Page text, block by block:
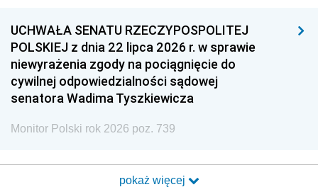
UCHWAŁA SENATU RZECZYPOSPOLITEJ
POLSKIEJ z dnia 22 lipca 2026 r. w sprawie
niewyrażenia zgody na pociągnięcie do
cywilnej odpowiedzialności sądowej
senatora Wadima Tyszkiewicza
Monitor Polski rok 2026 poz. 739
pokaż więcej